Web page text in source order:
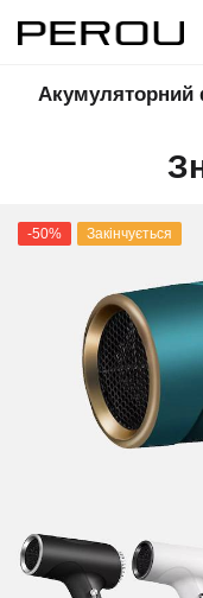
Акумуляторний
-50% Закінчується